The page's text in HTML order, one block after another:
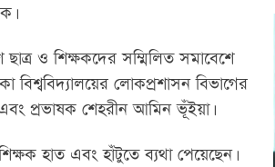
ও শিক্ষকদের সম্মিলিত সমাবেশে
লোকপ্রশাসন বিভাগের
প্রভাষক শেহরীন আমিন ভূঁইয়া।
হাত এবং হাঁটুতে ব্যথা পেয়েছেন।